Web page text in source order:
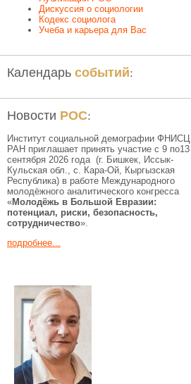
Дискуссия о социологии
Кодекс социолога
Учеба и карьера для Вас
Календарь событий:
Новости РОС:
Институт социальной демографии ФНИСЦ
РАН приглашает принять участие с 9 по13
сентября 2026 года (г. Бишкек, Иссык-
Кульская обл., c. Кара-Ой, Кыргызская
Республика) в работе Международного
молодёжного аналитического конгресса
«Молодёжь в Большой Евразии:
потенциал, риски, безопасность,
сотрудничество».
подробнее...